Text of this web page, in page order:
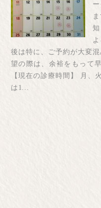
後は特に、ご予約が大変
望の際は、余裕をもって
【現在の診療時間】 月、
は1...